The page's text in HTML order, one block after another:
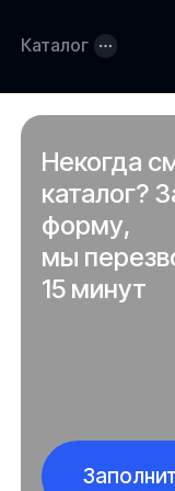
Каталог
Некогда
каталог?
форму,
мы
15 минут